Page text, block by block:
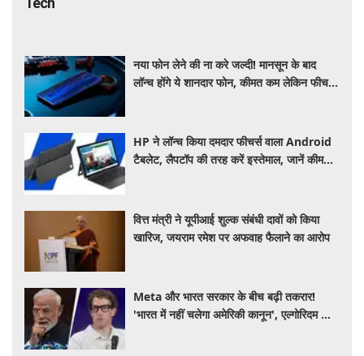
नया फोन लेने की ना करे जल्दी! मानसून के बाद
लॉन्च होंगे ये शानदार फोन, कीमत कम लेकिन फीचर्स
HP ने लॉन्च किया दमदार फीचर्स वाला Android
टैबलेट, लैपटॉप की तरह करें इस्तेमाल, जानें कीमत,
वित्त मंत्री ने यूपीआई शुल्क संबंधी दावों को किया
खारिज, जयराम रमेश पर अफवाह फैलाने का आरोप
Meta और भारत सरकार के बीच बढ़ी तकरार!
'भारत में नहीं चलेगा अमेरिकी कानून', एल्गोरिदम को